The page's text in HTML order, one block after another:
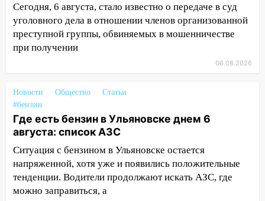
06:10 Двое мигрантов изнасиловали 13-
летнюю девочку в центре Ульяновска
06:00 Мертвеца выкопали, посадили в
мешок и попытались утопить в Волге
опасный день августа: что ждет каждый
знак 5 августа
04.08.2026
23:27
Прокуратура проверяет
капремонт школы в посёлке Налейка
22:33 Прокуратура проверяет
спортивные объекты в Старой Майне
Сегодня, 6 августа, стало известно о передаче в суд
уголовного дела в отношении членов организованной
преступной группы, обвиняемых в мошенничестве
при получении
06.08.2026
Новости Общество
Статьи
#бензин
Где есть бензин в Ульяновске днем 6
августа: список АЗС
Ситуация с бензином в Ульяновске остается
напряженной, хотя уже и появились положительные
тенденции. Водители продолжают искать АЗС, где
можно заправиться, а